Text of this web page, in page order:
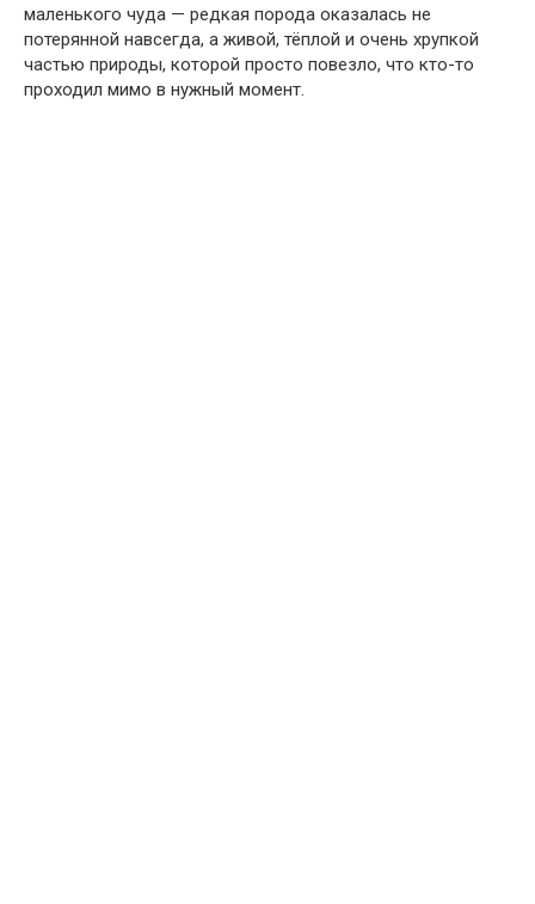
маленького чуда — редкая порода оказалась не
потерянной навсегда, а живой, тёплой и очень хрупкой
частью природы, которой просто повезло, что кто-то
проходил мимо в нужный момент.